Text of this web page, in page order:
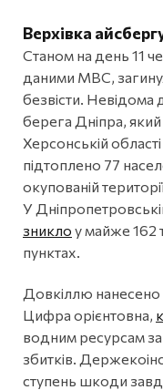
Верхівка
Станом на день 11
даними МВС,
безвісти.
берега Дніпра,
Херсонській
підтоплено 77
окупованій
У
зникло у майже 162
пунктах.
Довкіллю нанесено
Цифра орієнтовна,
водним ресурсам
збитків.
ступень шкоди